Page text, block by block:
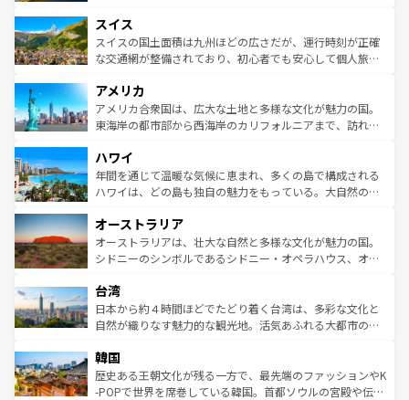
れる地方に足を運ぶとそれぞれで全く異なる文化を体験で
きるだろう。 なお、新着のフランス情報はコンテンツ一覧
を参照してほしい。
は、お酒好きな人にはぜひ体験してほしい。 なお、新着の
ドイツ情報はコンテンツ一覧を参照してほしい。
リアごとに異なる魅力がある。また、優雅なアフタヌーン
ティー、ビール好きにはたまらない英国パブ、サッカー観
戦など、本場だからこそできる体験も豊富。イギリスを旅
ンツ一覧を参照してほしい。
スイス
スイスの国土面積は九州ほどの広さだが、運行時刻が正確
な交通網が整備されており、初心者でも安心して個人旅行
の建物がそのまま残る町や、スイスならではのユニークな
博物館もあり、アルプス観光だけでなく町歩きも満喫する
ことができる。国民の所得が高いため物価も高いが、旅行
ば市内交通費無料で観光を楽しむこともできる。 なお、新
着のスイス情報はコンテンツ一覧 を参照してほしい。
アメリカ
アメリカ合衆国は、広大な土地と多様な文化が魅力の国。
東海岸の都市部から西海岸のカリフォルニアまで、訪れる
のような巨大都市は、観光、ショッピング、エンターテイ
ンメントが詰まった刺激的なスポットだ。一方、アメリカ
西部には大自然が広がり、グランドキャニオンやイエロー
部のニューオーリンズでは、音楽と美食が融合した独特の
文化が魅力。旅行者はアメリカの各地域で異なる魅力を楽
しみながら、その多様性と豊かな歴史を感じることができ
ならではの贅沢な旅のスタイルだ。 なお、新着のアメリカ
情報はコンテンツ一覧を参照してほしい。
ハワイ
年間を通じて温暖な気候に恵まれ、多くの島で構成される
ハワイは、どの島も独自の魅力をもっている。大自然の神
ワイ島は見逃せない。また、定番の観光地といえばオアフ
島だが、静かな自然を求めるならマウイ島やカウアイ島が
おすすめ。エメラルドグリーンに輝く海をはじめ、豊かな
れるおもてなしの心で訪れる人々を迎えてくれるハワイの
人々、おいしいローカルフードやハワイアンミュージッ
ク、伝統的なフラダンスなど、すべてがハワイの魅力を彩
ワイを、存分に味わってほしい。 なお、新着のハワイ情報
はコンテンツ一覧を参照してほしい。
オーストラリア
オーストラリアは、壮大な自然と多様な文化が魅力の国。
シドニーのシンボルであるシドニー・オペラハウス、オー
リアリーフや大陸中央部にそびえるウルル（エアーズロッ
ク）、タスマニアの美しい原生林やケアンズの熱帯雨林な
ど、見どころがたくさん。また、カフェやワイン、オージ
いる。アクティビティも充実しており、サーフィンやダイ
ビング、ハイキングなど、アウトドア好きにはたまらな
い。オーストラリアの多彩な魅力を存分に味わいつくそ
台湾
日本から約４時間ほどでたどり着く台湾は、多彩な文化と
自然が織りなす魅力的な観光地。活気あふれる大都市の台
ン）、静ひつな山岳地帯である台湾東部など、都市の喧騒
と山間の静けさが共存しており、訪れる人に新しい発見と
驚きをもたらしてくれる。また、奥深い台湾の食文化も魅
韓国
歴史ある王朝文化が残る一方で、最先端のファッションやK
-POPで世界を席巻している韓国。首都ソウルの宮殿や伝統